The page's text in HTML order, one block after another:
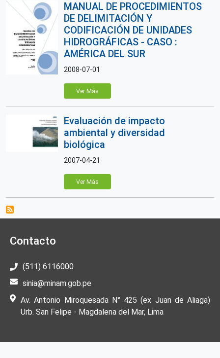
MANUAL DE PROCEDIMIENTOS
DE DELIMITACIÓN Y
CODIFICACIÓN DE UNIDADES
HIDROGRÁFICAS - CASO :
AMÉRICA DEL SUR
2008-07-01
Ver Más
Evaluación de impacto
ambiental y diversidad
biológica
2007-04-21
Ver Más
Contacto
(511) 6116000
sinia@minam.gob.pe
Av. Antonio Miroquesada N° 425 (ex Juan de Aliaga)
Urb. San Felipe - Magdalena del Mar, Lima